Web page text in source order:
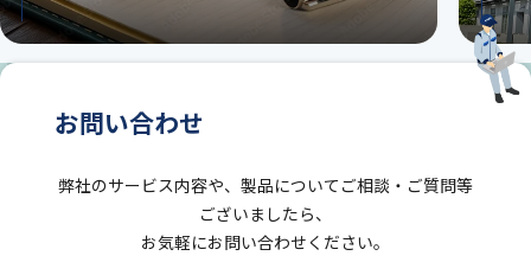
お問い合わせ
弊社のサービス内容や、製品についてご相談・ご質問等
ございましたら、
お気軽にお問い合わせください。